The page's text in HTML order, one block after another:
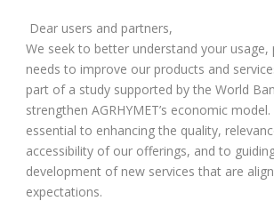
Dear users and partners,
We seek to better understand your usage,
needs to improve our products and
part of a study supported by the World
strengthen AGRHYMET’s economic
essential to enhancing the quality,
accessibility of our offerings, and to
development of new services that are
expectations.